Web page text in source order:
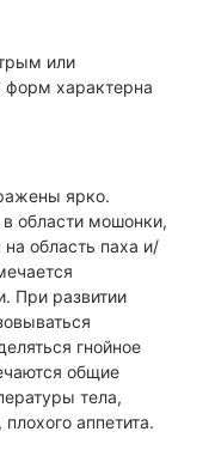
или
форм характерна
ярко.
в области мошонки,
область паха и/
При развитии
гнойное
общие
тела,
аппетита.